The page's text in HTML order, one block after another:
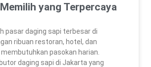
yang Terpercaya
pasar daging sapi terbesar di
ribuan restoran, hotel, dan
pasokan harian.
daging sapi di Jakarta yang